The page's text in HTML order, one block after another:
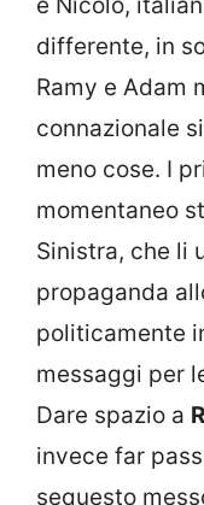
differente, in
Ramy e Adam
connazionale
meno cose. I
momentaneo
Sinistra, che li
propaganda
politicamente
messaggi per
Dare spazio a
invece far
sequesto